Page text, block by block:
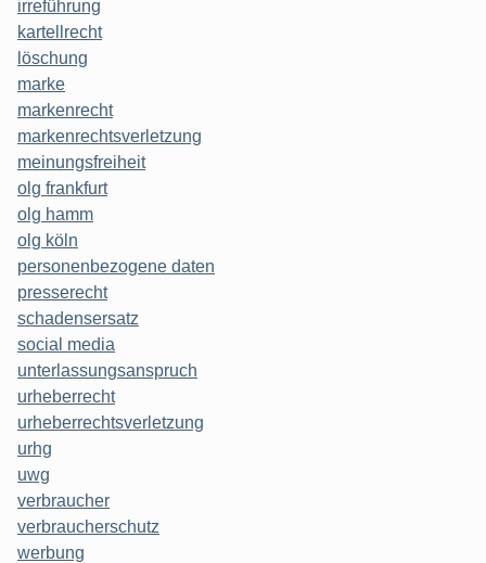
irreführung
kartellrecht
löschung
marke
markenrecht
markenrechtsverletzung
meinungsfreiheit
olg frankfurt
olg hamm
olg köln
personenbezogene daten
presserecht
schadensersatz
social media
unterlassungsanspruch
urheberrecht
urheberrechtsverletzung
urhg
uwg
verbraucher
verbraucherschutz
werbung